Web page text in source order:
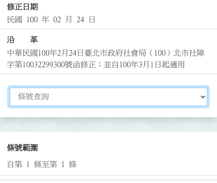
修正日期
民國 100 年 02 月 24 日
沿 革
中華民國100年2月24日臺北市政府社會局（100）北市社障
字第10032299300號函修正；並自100年3月1日起適用
切換選擇法規資訊內容
條號範圍
自第 1 條至第 1 條